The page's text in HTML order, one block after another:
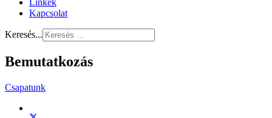
Linkek
Kapcsolat
Keresés...
Bemutatkozás
Csapatunk